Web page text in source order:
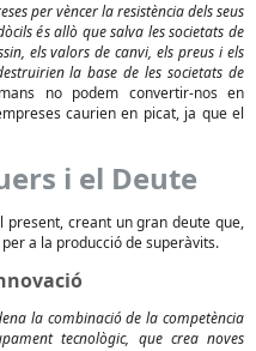
per vèncer la resistència dels seus
és allò que salva les societats de
els valors de canvi, els preus i els
la base de les societats de
no podem convertir-nos en
caurien en picat, ja que el
i el Deute
present, creant un gran deute que,
a la producció de superàvits.
la combinació de la competència
tecnològic, que crea noves